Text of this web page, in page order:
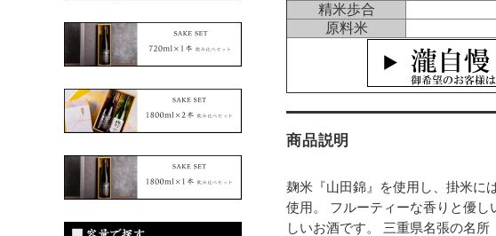
精米歩合
原料米
商品説明
麹米『山田錦』を使用し、掛米に
使用。 フルーティーな香りと優
しいお酒です。 三重県名張の名